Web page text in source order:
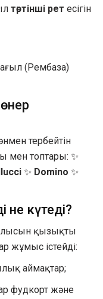
төртінші рет есігін
(Рембаза)
тербейтін
мен топтары: ✨
✨ Domino ✨
не күтеді?
қызықты
жұмыс істейді:
аймақтар;
фудкорт және